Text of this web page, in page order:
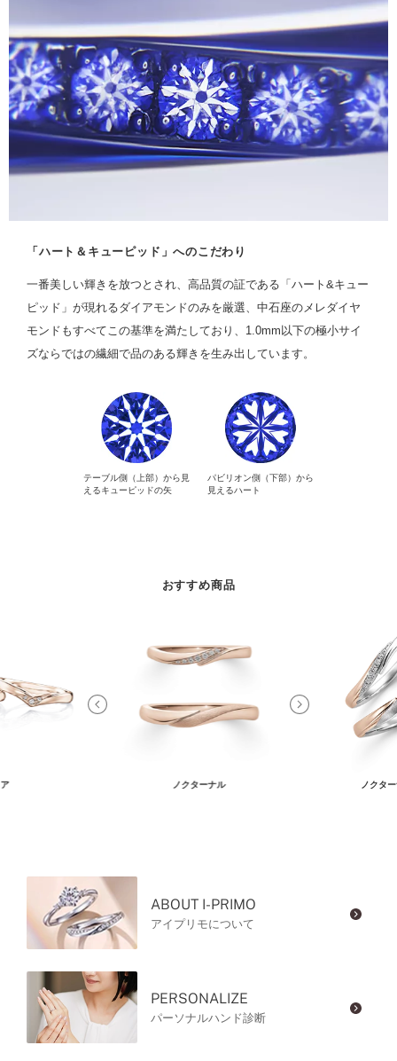
「ハート＆キューピッド」へのこだわり
一番美しい輝きを放つとされ、高品質の証である「ハート&キュー
ピッド」が現れるダイアモンドのみを厳選、中石座のメレダイヤ
モンドもすべてこの基準を満たしており、1.0mm以下の極小サイ
ズならではの繊細で品のある輝きを生み出しています。
テーブル側（上部）から見
えるキューピッドの矢
パビリオン側（下部）から
見えるハート
おすすめ商品
ノクターナル ノクタ
ABOUT I-PRIMO
アイプリモについて
PERSONALIZE
パーソナルハンド診断